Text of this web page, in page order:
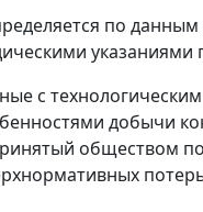
по
с
добычи
обществом